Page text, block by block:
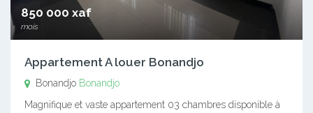
850 000 xaf
mois
Appartement A louer Bonandjo
Bonandjo Bonandjo
Magnifique et vaste appartement 03 chambres disponible à